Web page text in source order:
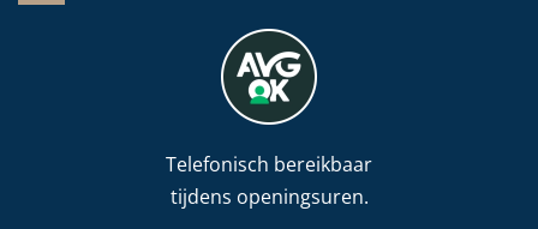
Telefonisch bereikbaar
tijdens openingsuren.